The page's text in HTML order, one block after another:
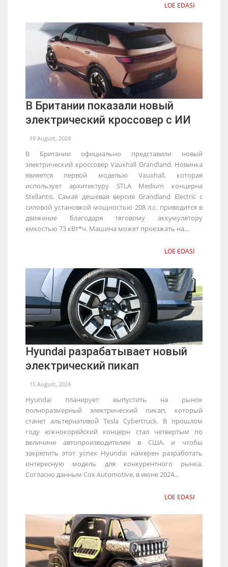
LOE EDASI
В Британии показали новый
электрический кроссовер с ИИ
19 August, 2024
В Британии официально представили новый
электрический кроссовер Vauxhall Grandland. Новинка
является первой моделью Vauxhall, которая
использует архитектуру STLA Medium концерна
Stellantis. Самая дешевая версия Grandland Electric с
силовой установкой мощностью 208 л.с. приводится в
движение благодаря тяговому аккумулятору
емкостью 73 кВт*ч. Машина может проезжать на...
LOE EDASI
Hyundai разрабатывает новый
электрический пикап
15 August, 2024
Hyundai планирует выпустить на рынок
полноразмерный электрический пикап, который
станет альтернативой Tesla Cybertruck. В прошлом
году южнокорейский концерн стал четвертым по
величине автопроизводителем в США, и чтобы
закрепить этот успех Hyundai намерен разработать
интересную модель для конкурентного рынка.
Согласно данным Cox Automotive, в июне 2024...
LOE EDASI